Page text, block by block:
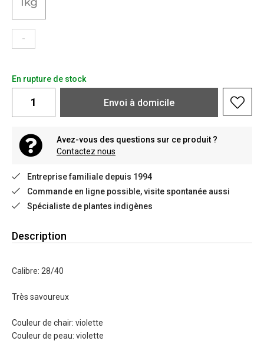
-
En rupture de stock
Envoi à domicile
Avez-vous des questions sur ce produit ?
Contactez nous
Entreprise familiale depuis 1994
Commande en ligne possible, visite spontanée aussi
Spécialiste de plantes indigènes
Description
Calibre: 28/40
Très savoureux
Couleur de chair: violette
Couleur de peau: violette